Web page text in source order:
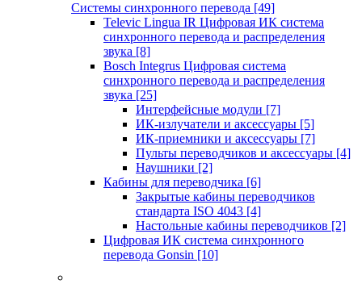
Системы синхронного перевода [49]
Televic Lingua IR Цифровая ИК система
синхронного перевода и распределения
звука [8]
Bosch Integrus Цифровая система
синхронного перевода и распределения
звука [25]
Интерфейсные модули [7]
ИК-излучатели и аксессуары [5]
ИК-приемники и аксессуары [7]
Пульты переводчиков и аксессуары [4]
Наушники [2]
Кабины для переводчика [6]
Закрытые кабины переводчиков
стандарта ISO 4043 [4]
Настольные кабины переводчиков [2]
Цифровая ИК система синхронного
перевода Gonsin [10]